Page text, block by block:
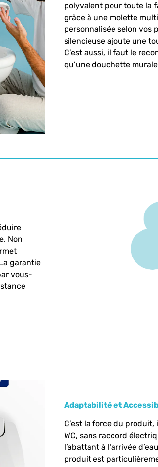
polyvalent pour toute la
grâce à une molette
personnalisée selon vos
silencieuse ajoute une
C’est aussi, il faut le
qu’une douchette
Non
garantie
vous-
Adaptabilité et
C’est la force du
WC, sans raccord
l’abattant à l’arrivée
produit est